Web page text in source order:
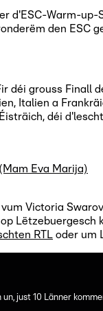
d'ESC-Warm-
den ESC
déi grouss Finall
Italien a
déi
Eva Marija)
Victoria
RTL oder um
just 10 Länner